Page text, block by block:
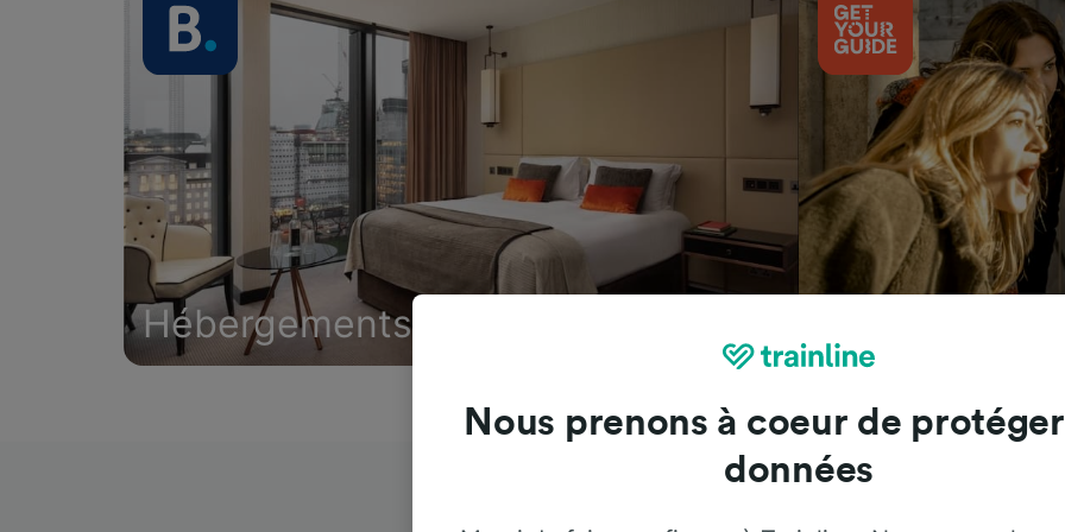
Hébergements
Trainline : l'avis de nos clients
Nous prenons à coeur de
données